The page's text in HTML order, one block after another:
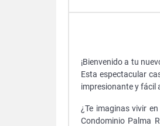
¡Bienvenido a tu
Esta espectacular
impresionante y fácil
¿Te imaginas vivir
Condominio Palma